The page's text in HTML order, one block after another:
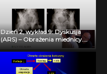
Dzień 2, wykład 9: Dyskusja
(ARS) – Obrażenia miednicy.
Dr Marek Kolaśniewski